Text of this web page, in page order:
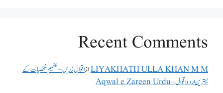
Recent Comments
LIYAKHATH ULLA KHAN M Mازاقوال زریں – عظیم شخصیات کے
بہترین اردو اقوال – Aqwal e Zareen Urdu